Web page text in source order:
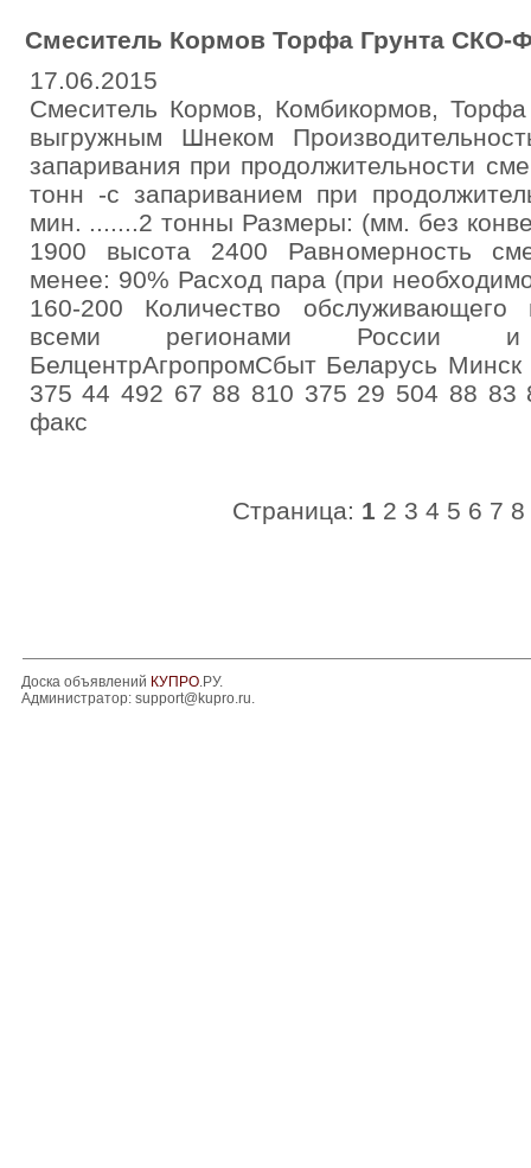
Смеситель Кормов Торфа Грунта СКО-
17.06.2015
Смеситель Кормов, Комбикормов,
выгружным Шнеком
запаривания при продолжительности
тонн -с запариванием при
мин. .......2 тонны Размеры: (мм. без
1900 высота 2400 Равномерность
менее: 90% Расход пара (при
160-200 Количество
всеми регионами России
БелцентрАгропромСбыт Беларусь
375 44 492 67 88 810 375 29 504 88 83
факс
Страница: 1 2 3 4 5 6 7 8
Доска объявлений КУПРО.РУ.
Администратор: support@kupro.ru.